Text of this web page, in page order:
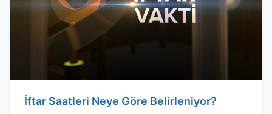
İftar Saatleri Neye Göre Belirleniyor?